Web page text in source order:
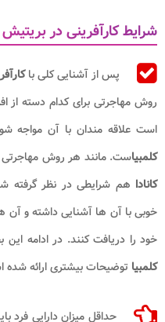
شرایط کارآفرینی در بریتیش
پس از آشنایی کلی با
روش مهاجرتی برای کدام دسته از
است علاقه مندان با آن مواجه
کلمبیاست. مانند هر روش مهاجرتی
کانادا هم شرایطی در نظر گرفته
خوبی با آن ها آشنایی داشته و آن
خود را دریافت کنند. در ادامه این
کلمبیا توضیحات بیشتری ارائه